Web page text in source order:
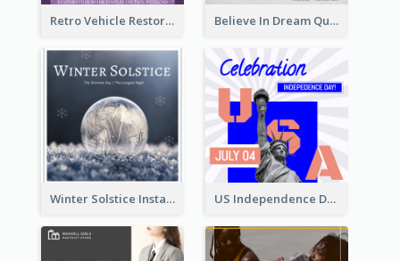
Retro Vehicle Restoration Instagram Post Believe In Dream Quote Instagram Post
Winter Solstice Instagram Post US Independence Day Instagram Post